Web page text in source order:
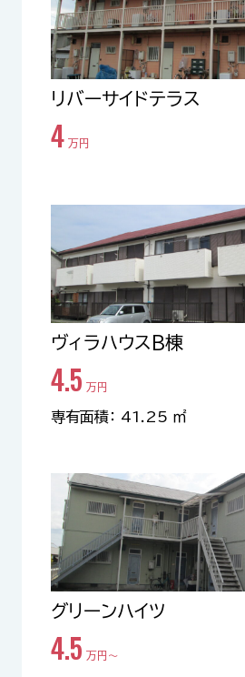
リバーサイドテラス
4 万円
ヴィラハウスB棟
4.5 万円
専有面積： 41.25 ㎡
グリーンハイツ
4.5 万円〜